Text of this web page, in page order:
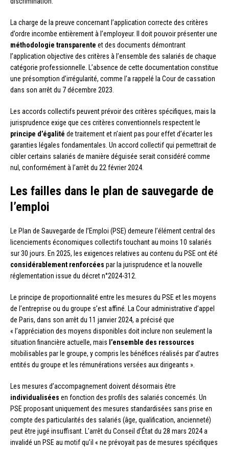
La charge de la preuve concernant l’application correcte des critères
d’ordre incombe entièrement à l’employeur. Il doit pouvoir présenter une
méthodologie transparente et des documents démontrant
l’application objective des critères à l’ensemble des salariés de chaque
catégorie professionnelle. L’absence de cette documentation constitue
une présomption d’irrégularité, comme l’a rappelé la Cour de cassation
dans son arrêt du 7 décembre 2023.
Les accords collectifs peuvent prévoir des critères spécifiques, mais la
jurisprudence exige que ces critères conventionnels respectent le
principe d’égalité de traitement et n’aient pas pour effet d’écarter les
garanties légales fondamentales. Un accord collectif qui permettrait de
cibler certains salariés de manière déguisée serait considéré comme
nul, conformément à l’arrêt du 22 février 2024.
Les failles dans le plan de sauvegarde de
l’emploi
Le Plan de Sauvegarde de l’Emploi (PSE) demeure l’élément central des
licenciements économiques collectifs touchant au moins 10 salariés
sur 30 jours. En 2025, les exigences relatives au contenu du PSE ont été
considérablement renforcées par la jurisprudence et la nouvelle
réglementation issue du décret n°2024-312.
Le principe de proportionnalité entre les mesures du PSE et les moyens
de l’entreprise ou du groupe s’est affiné. La Cour administrative d’appel
de Paris, dans son arrêt du 11 janvier 2024, a précisé que
« l’appréciation des moyens disponibles doit inclure non seulement la
situation financière actuelle, mais l’ensemble des ressources
mobilisables par le groupe, y compris les bénéfices réalisés par d’autres
entités du groupe et les rémunérations versées aux dirigeants ».
Les mesures d’accompagnement doivent désormais être
individualisées en fonction des profils des salariés concernés. Un
PSE proposant uniquement des mesures standardisées sans prise en
compte des particularités des salariés (âge, qualification, ancienneté)
peut être jugé insuffisant. L’arrêt du Conseil d’État du 28 mars 2024 a
invalidé un PSE au motif qu’il « ne prévoyait pas de mesures spécifiques